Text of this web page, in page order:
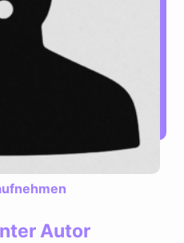
Autor